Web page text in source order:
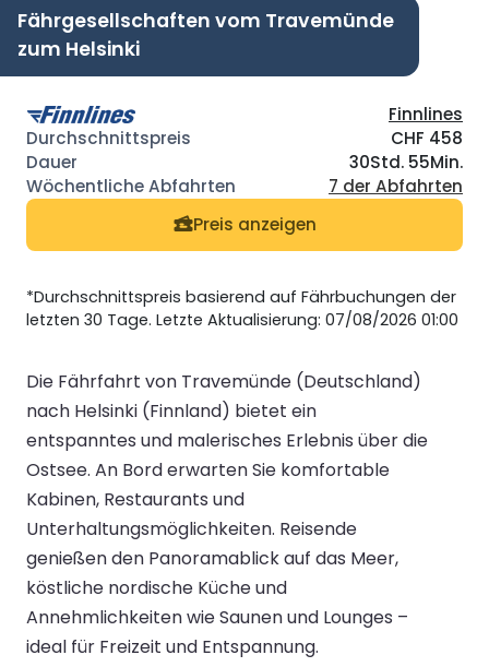
Fährgesellschaften vom Travemünde
zum Helsinki
Finnlines
CHF 458
30Std. 55Min.
7 der Abfahrten
Preis anzeigen
*Durchschnittspreis basierend auf Fährbuchungen der
letzten 30 Tage. Letzte Aktualisierung: 07/08/2026 01:00
Die Fährfahrt von Travemünde (Deutschland)
nach Helsinki (Finnland) bietet ein
entspanntes und malerisches Erlebnis über die
Ostsee. An Bord erwarten Sie komfortable
Kabinen, Restaurants und
Unterhaltungsmöglichkeiten. Reisende
genießen den Panoramablick auf das Meer,
köstliche nordische Küche und
Annehmlichkeiten wie Saunen und Lounges –
ideal für Freizeit und Entspannung.